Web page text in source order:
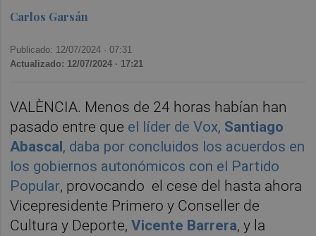
Carlos Garsán
Publicado: 12/07/2024 ·07:31
Actualizado: 12/07/2024 · 17:21
VALÈNCIA. Menos de 24 horas habían han
pasado entre que el líder de Vox, Santiago
Abascal , daba por concluidos los acuerdos en
los gobiernos autonómicos con el Partido
Popular, provocando el cese del hasta ahora
Vicepresidente Primero y Conseller de
Cultura y Deporte,Vicente Barrera, y la